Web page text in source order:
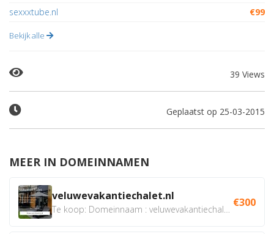
sexxxtube.nl
€99
Bekijk alle
39 Views
Geplaatst op 25-03-2015
MEER IN DOMEINNAMEN
veluwevakantiechalet.nl €300